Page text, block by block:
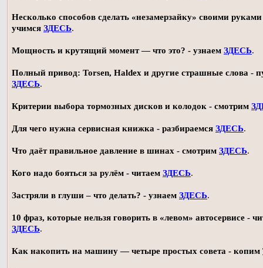
Несколько способов сделать «незамерзайку» своими
учимся ЗДЕСЬ.
Мощность и крутящий момент — что это? - узнаем ЗДЕСЬ.
Полный привод: Torsen, Haldex и другие страшные слова -
ЗДЕСЬ.
Критерии выбора тормозных дисков и колодок - смотрим
Для чего нужна сервисная книжка - разбираемся ЗДЕСЬ.
Что даёт правильное давление в шинах - смотрим ЗДЕСЬ.
Кого надо бояться за рулём - читаем ЗДЕСЬ.
Застряли в глуши – что делать? - узнаем ЗДЕСЬ.
10 фраз, которые нельзя говорить в «левом» автосервисе -
ЗДЕСЬ.
Как накопить на машину — четыре простых совета - копим